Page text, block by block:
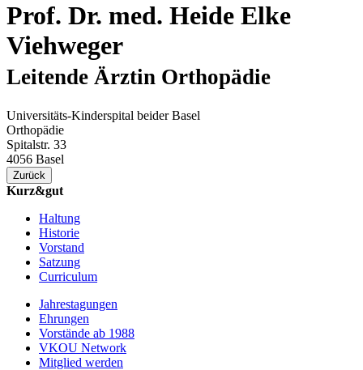
Prof. Dr. med. Heide Elke
Viehweger
Leitende Ärztin Orthopädie
Universitäts-Kinderspital beider Basel
Orthopädie
Spitalstr. 33
4056 Basel
Zurück
Kurz&gut
Haltung
Historie
Vorstand
Satzung
Curriculum
Jahrestagungen
Ehrungen
Vorstände ab 1988
VKOU Network
Mitglied werden